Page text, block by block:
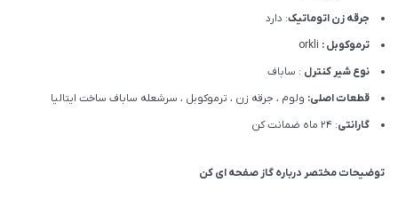
جرقه زن اتوماتیک: دارد
ترموکوبل :
نوع شیر کنترل : ساباف
قطعات اصلی: ولوم ، جرقه زن ، ترموکوبل ، سرشعله ساباف ساخت ایتالیا
گارانتی: 24 ماه ضمانت کن
توضیحات مختصر درباره گاز صفحه ای کن